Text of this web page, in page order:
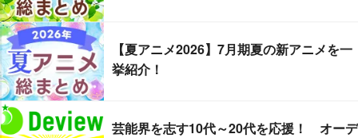
【夏アニメ2026】7月期夏の新アニメを一
挙紹介！
芸能界を志す10代～20代を応援！ オーデ